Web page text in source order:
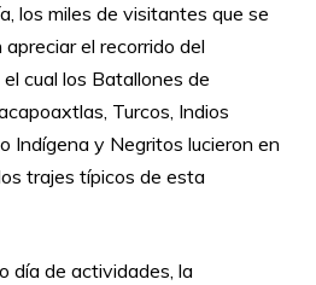
los miles de visitantes que se
el recorrido del
cual los Batallones de
Turcos, Indios
Indígena y Negritos lucieron en
trajes típicos de esta
día de actividades, la